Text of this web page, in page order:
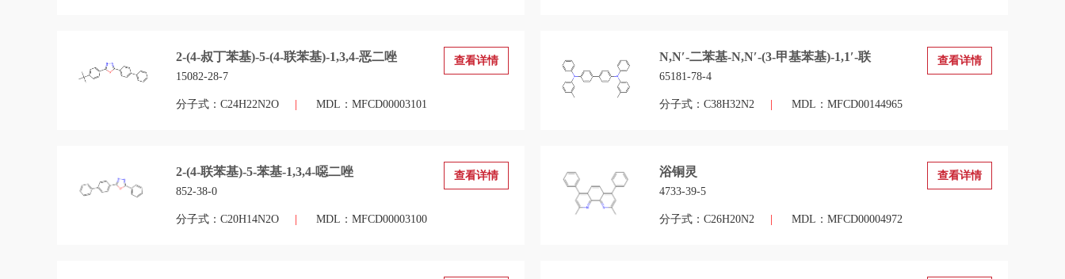
查看详情
2-(4-叔丁苯基)-5-(4-联苯基)-1,3,4-恶二唑
15082-28-7
分子式：C24H22N2O MDL：MFCD00003101
查看详情
N,N′-二苯基-N,N′-(3-甲基苯基)-1,1′-联
65181-78-4
分子式：C38H32N2 MDL：MFCD00144965
查看详情
2-(4-联苯基)-5-苯基-1,3,4-噁二唑
852-38-0
分子式：C20H14N2O MDL：MFCD00003100
查看详情
浴铜灵
4733-39-5
分子式：C26H20N2 MDL：MFCD00004972